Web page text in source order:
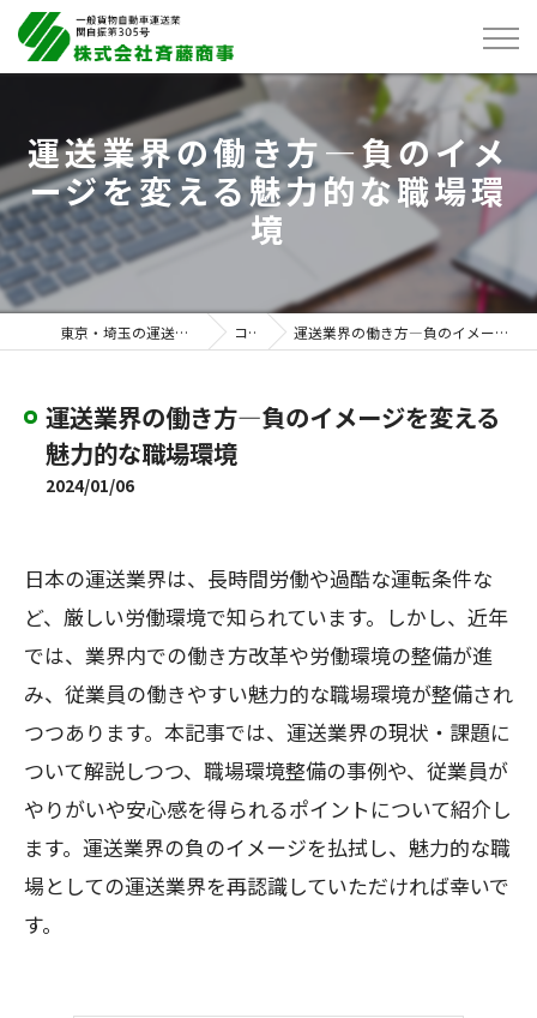
運送業界の働き方—負のイメ
ージを変える魅力的な職場環
境
東京・埼玉の運送は株式会社斉藤商事 コラム 運送業界の働き方—負のイメージを変える魅力的な職場環境
運送業界の働き方—負のイメージを変える
魅力的な職場環境
2024/01/06
日本の運送業界は、長時間労働や過酷な運転条件な
ど、厳しい労働環境で知られています。しかし、近年
では、業界内での働き方改革や労働環境の整備が進
み、従業員の働きやすい魅力的な職場環境が整備され
つつあります。本記事では、運送業界の現状・課題に
ついて解説しつつ、職場環境整備の事例や、従業員が
やりがいや安心感を得られるポイントについて紹介し
ます。運送業界の負のイメージを払拭し、魅力的な職
場としての運送業界を再認識していただければ幸いで
す。